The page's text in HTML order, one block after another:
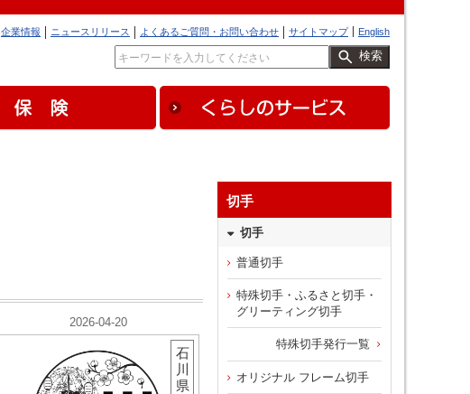
English
サイトマップ
よくあるご質問・お問い合わせ
ニュースリリース
企業情報
検索
2026-04-20
石
川
県
切手
切手
普通切手
特殊切手・ふるさと切手・
グリーティング切手
特殊切手発行一覧
オリジナル フレーム切手